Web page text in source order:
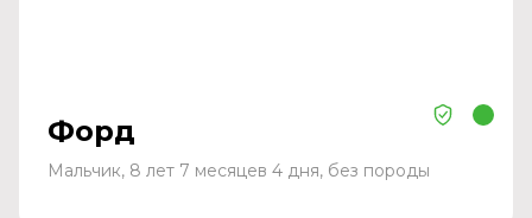
Форд
Мальчик, 8 лет 7 месяцев 4 дня, без породы